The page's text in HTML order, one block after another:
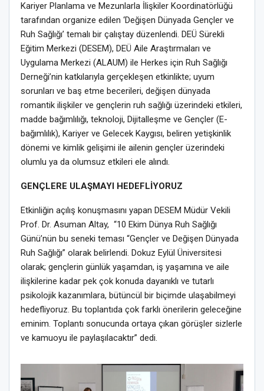
Kariyer Planlama ve Mezunlarla İlişkiler Koordinatörlüğü
tarafından organize edilen ‘Değişen Dünyada Gençler ve
Ruh Sağlığı’ temalı bir çalıştay düzenlendi. DEÜ Sürekli
Eğitim Merkezi (DESEM), DEÜ Aile Araştırmaları ve
Uygulama Merkezi (ALAUM) ile Herkes için Ruh Sağlığı
Derneği’nin katkılarıyla gerçekleşen etkinlikte; uyum
sorunları ve baş etme becerileri, değişen dünyada
romantik ilişkiler ve gençlerin ruh sağlığı üzerindeki etkileri,
madde bağımlılığı, teknoloji, Dijitalleşme ve Gençler (E-
bağımlılık), Kariyer ve Gelecek Kaygısı, beliren yetişkinlik
dönemi ve kimlik gelişimi ile ailenin gençler üzerindeki
olumlu ya da olumsuz etkileri ele alındı.
GENÇLERE ULAŞMAYI HEDEFLİYORUZ
Etkinliğin açılış konuşmasını yapan DESEM Müdür Vekili
Prof. Dr. Asuman Altay, “10 Ekim Dünya Ruh Sağlığı
Günü’nün bu seneki teması “Gençler ve Değişen Dünyada
Ruh Sağlığı” olarak belirlendi. Dokuz Eylül Üniversitesi
olarak; gençlerin günlük yaşamdan, iş yaşamına ve aile
ilişkilerine kadar pek çok konuda dayanıklı ve tutarlı
psikolojik kazanımlara, bütüncül bir biçimde ulaşabilmeyi
hedefliyoruz. Bu toplantıda çok farklı önerilerin geleceğine
eminim. Toplantı sonucunda ortaya çıkan görüşler sizlerle
ve kamuoyu ile paylaşılacaktır” dedi.